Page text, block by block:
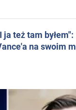
też tam
na swoim